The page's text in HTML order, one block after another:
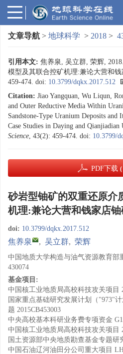
文章导航 > 地球科学 > 2018 >
引用本文: 焦养泉, 吴立群, 荣辉,
模型及其联合控矿机理:兼论大营和
459-474. doi: 10.3799/dqkx.2017.512
Citation: Jiao Yangquan, Wu Liqun,
and Outer Reductive Media Within
Sandstone-Type Uranium Deposits and
Case Studies in Daying and Qianjiadian
Science, 43(2): 459-474. doi: 10.3799/
PDF下载 (
砂岩型铀矿的双重还原介
机理:兼论大营和钱家店
doi: 10.3799/dqkx.2017.512
焦养泉 , 吴立群, 荣辉
中国地质大学构造与油气资源教育部
430074
基金项目:
中国核工业地质局高校科技攻关项目
国家重点基础研究发展计划（"973"
题 2015CB453003
中央高校基本科研业务费专项资金
中国核工业地质局高校科技攻关项目
国土资源部中央地质勘查基金专题研
中国石油辽河油田分公司重大项目